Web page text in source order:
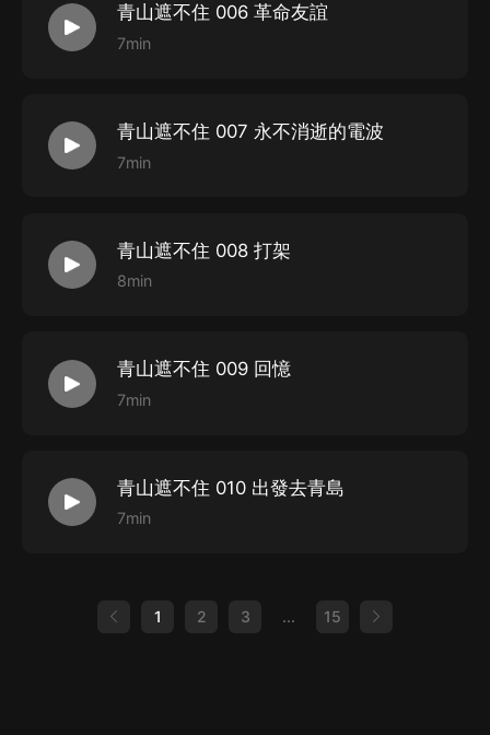
青山遮不住 006 革命友誼
7min
青山遮不住 007 永不消逝的電波
7min
青山遮不住 008 打架
8min
青山遮不住 009 回憶
7min
青山遮不住 010 出發去青島
7min
1 2 3 ... 15